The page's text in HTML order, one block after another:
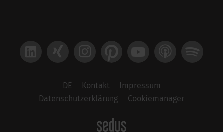
DE Kontakt
Impressum
Datenschutzerklärung
Cookiemanager
Pinterest